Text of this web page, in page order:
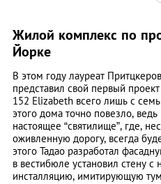
Жилой комплекс по
Йорке
В этом году лауреат
представил свой первый
152 Elizabeth всего лишь с
этого дома точно повезло,
настоящее “святилище”, где,
оживленную дорогу, всегда
этого Тадао разработал
в вестибюле установил стену
инсталляцию, имитирующую